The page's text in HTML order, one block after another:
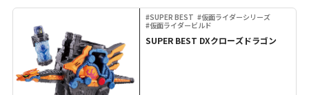
#SUPER BEST #仮面ライダーシリーズ
#仮面ライダービルド
SUPER BEST DXクローズドラゴン